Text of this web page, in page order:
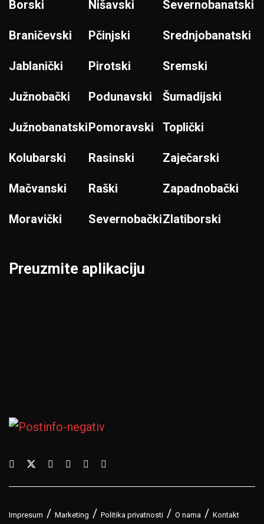
Borski
Braničevski
Jablanički
Južnobački
Južnobanatski
Kolubarski
Mačvanski
Moravički
Nišavski
Pčinjski
Pirotski
Podunavski
Pomoravski
Rasinski
Raški
Severnobački
Severnobanatski
Srednjobanatski
Sremski
Šumadijski
Toplički
Zaječarski
Zapadnobački
Zlatiborski
Preuzmite aplikaciju
Impresum Marketing Politika privatnosti O nama Kontakt